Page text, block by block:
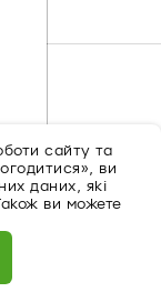
сайту та
ви
даних, які
ви можете